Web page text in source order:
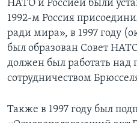
НАТО и Россией были
1992-м Россия
ради мира», в 1997 году
был образован Совет
должен был работать над
сотрудничеством
Также в 1997 году был